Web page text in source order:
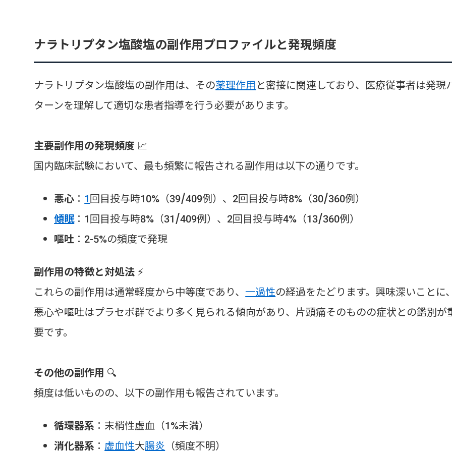
ナラトリプタン塩酸塩の副作用プロファイルと発現頻度
ナラトリプタン塩酸塩の副作用は、その薬理作用 と密接に関連しており、医療従事者は発現
ターンを理解して適切な患者指導を行う必要があります。
主要副作用の発現頻度 📈
国内臨床試験において、最も頻繁に報告される副作用は以下の通りです。
悪心 ： 1回目投与時10%（39/409例）、2回目投与時8%（30/360例）
傾眠：1回目投与時8%（31/409例）、2回目投与時4%（13/360例）
嘔吐 ：2-5%の頻度で発現
副作用の特徴と対処法 ⚡
これらの副作用は通常軽度から中等度であり、一過性の経過をたどります。興味深いことに
悪心や嘔吐はプラセボ群でより多く見られる傾向があり、片頭痛そのものの症状との鑑別が
要です。
その他の副作用 🔍
頻度は低いものの、以下の副作用も報告されています。
循環器系 ：末梢性虚血（1%未満）
消化器系 ： 虚血性大腸炎 （頻度不明）